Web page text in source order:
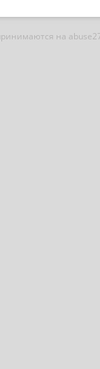
на